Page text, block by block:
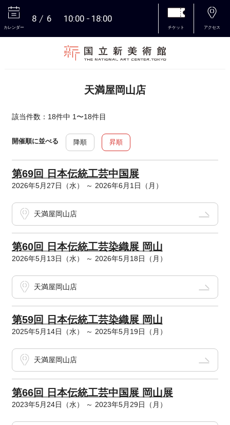
カレンダー
8 6 10:00 18:00
チケット アクセス
天満屋岡山店
該当件数：18件中 1〜18件目
開催順に並べる 降順 昇順
第69回 日本伝統工芸中国展
2026年5月27日（水） ～ 2026年6月1日（月）
天満屋岡山店
第60回 日本伝統工芸染織展 岡山
2026年5月13日（水） ～ 2026年5月18日（月）
天満屋岡山店
第59回 日本伝統工芸染織展 岡山
2025年5月14日（水） ～ 2025年5月19日（月）
天満屋岡山店
第66回 日本伝統工芸中国展 岡山展
2023年5月24日（水） ～ 2023年5月29日（月）